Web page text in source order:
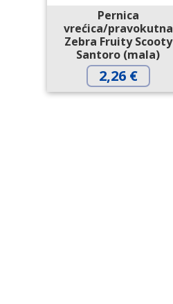
Pernica
vrećica/pravokutna
Zebra Fruity Scooty
Santoro (mala)
2,26 €